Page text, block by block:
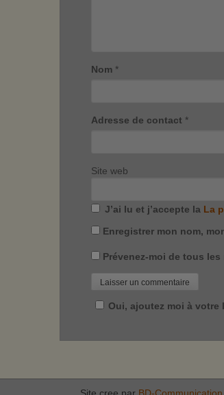
Nom *
Adresse de contact *
Site web
J’ai lu et j’accepte la La
Enregistrer mon nom,
Prévenez-moi de tous
Oui, ajoutez moi à
Site cree par BD-Communication